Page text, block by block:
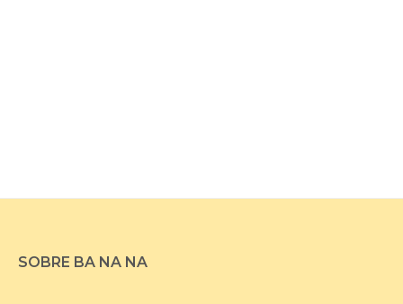
SOBRE BA NA NA